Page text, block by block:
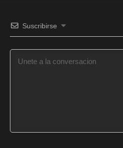
Suscribirse